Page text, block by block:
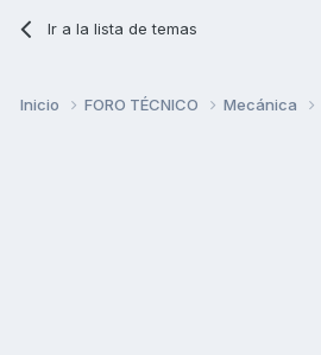
Ir a la lista de temas
Inicio FORO TÉCNICO Mecánica